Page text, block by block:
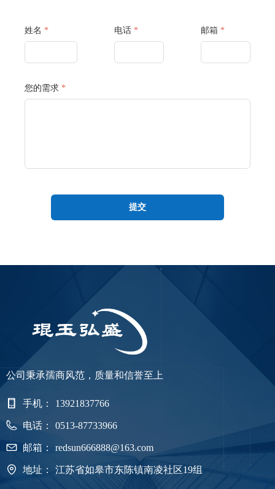
姓名 * 电话 * 邮箱 *
您的需求 *
提交
手机： 13921837766
电话： 0513-87733966
邮箱： redsun666888@163.com
地址： 江苏省如皋市东陈镇南凌社区19组
公司秉承孺商风范，质量和信誉至上